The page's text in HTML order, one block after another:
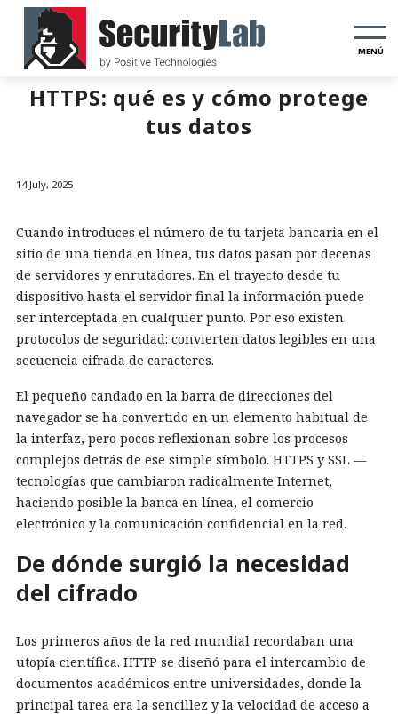
MENÚ
HTTPS: qué es y cómo protege
tus datos
14 July, 2025
Cuando introduces el número de tu tarjeta bancaria en el
sitio de una tienda en línea, tus datos pasan por decenas
de servidores y enrutadores. En el trayecto desde tu
dispositivo hasta el servidor final la información puede
ser interceptada en cualquier punto. Por eso existen
protocolos de seguridad: convierten datos legibles en una
secuencia cifrada de caracteres.
El pequeño candado en la barra de direcciones del
navegador se ha convertido en un elemento habitual de
la interfaz, pero pocos reflexionan sobre los procesos
complejos detrás de ese simple símbolo. HTTPS y SSL —
tecnologías que cambiaron radicalmente Internet,
haciendo posible la banca en línea, el comercio
electrónico y la comunicación confidencial en la red.
De dónde surgió la necesidad
del cifrado
Los primeros años de la red mundial recordaban una
utopía científica. HTTP se diseñó para el intercambio de
documentos académicos entre universidades, donde la
principal tarea era la sencillez y la velocidad de acceso a